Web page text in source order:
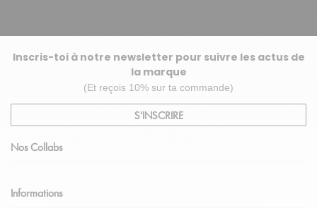
Inscris-toi à notre newsletter pour suivre les actus de
la marque
(Et reçois 10% sur ta commande)
S'INSCRIRE
Nos Collabs
Informations